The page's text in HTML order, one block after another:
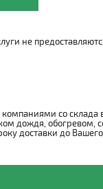
не
со
дождя, обогревом,
доставки до